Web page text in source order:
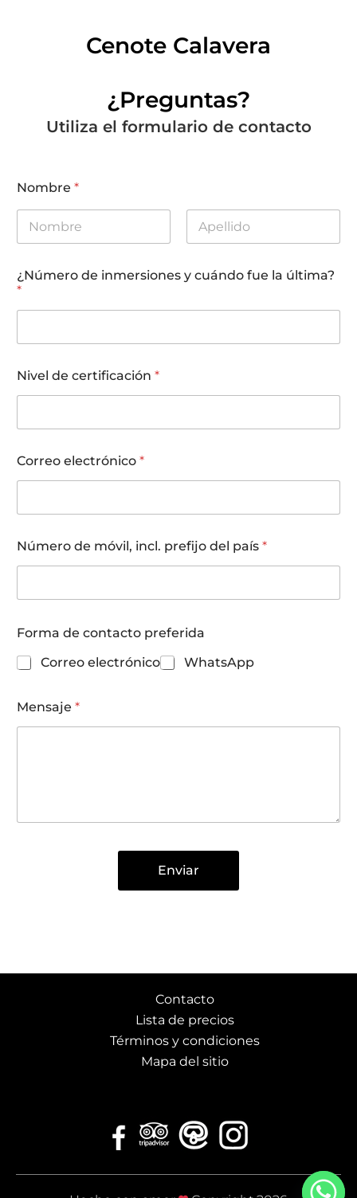
Cenote Calavera
¿Preguntas?
Utiliza el formulario de contacto
Nombre *
¿Número de inmersiones y cuándo fue la última?
*
Nivel de certificación *
Correo electrónico *
r
e
i
d
a
i
c
l
.
Número de móvil, incl. prefijo del país *
Forma de contacto preferida
Correo electrónico
WhatsApp
Mensaje *
Enviar
Contacto
Lista de precios
Términos y condiciones
Mapa del sitio